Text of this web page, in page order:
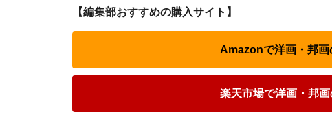
【編集部おすすめの購入サイト】
Amazonで洋画・邦画
楽天市場で洋画・邦